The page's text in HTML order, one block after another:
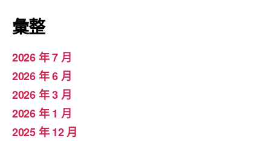
彙整
2026 年 7 月
2026 年 6 月
2026 年 3 月
2026 年 1 月
2025 年 12 月